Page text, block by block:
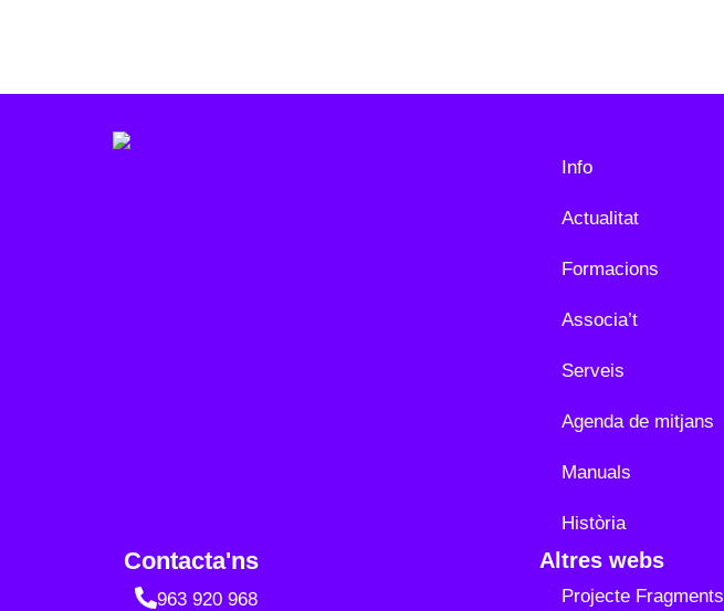
Contacta'ns
963 920 968
Info
Actualitat
Formacions
Associa’t
Serveis
Agenda de mitjans
Manuals
Història
Altres webs
Projecte Fragments